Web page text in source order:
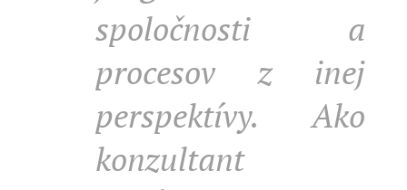
spoločnosti a
procesov z inej
perspektívy. Ako
konzultant